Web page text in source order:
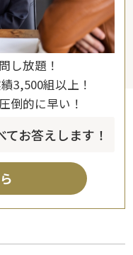
し放題！
3,500組以上！
倒的に早い！
お答えします！